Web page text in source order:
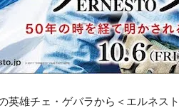
英雄チェ・ゲバラから＜エルネス